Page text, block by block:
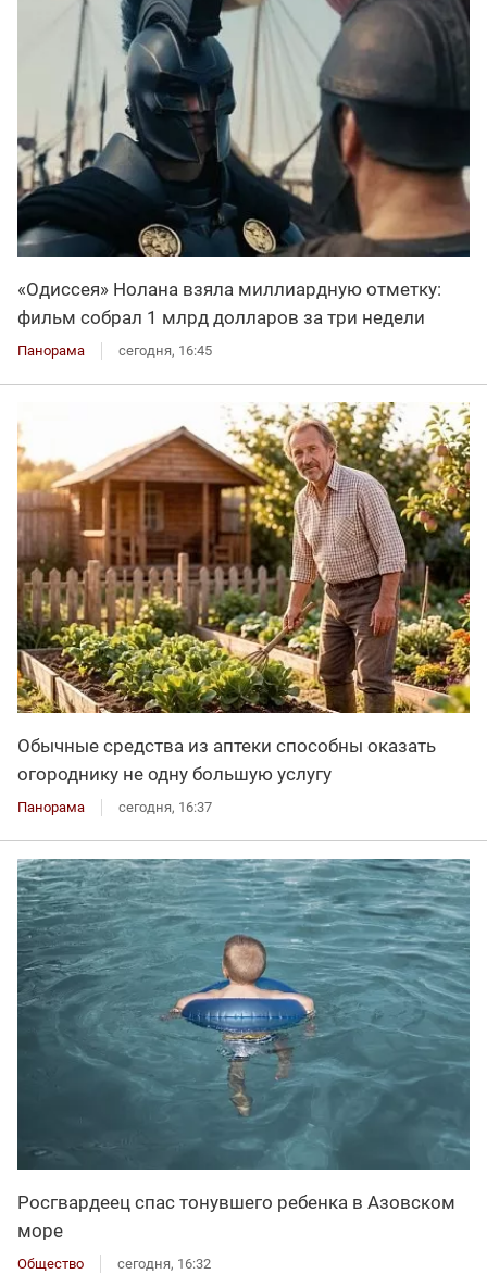
«Одиссея» Нолана взяла миллиардную отметку:
фильм собрал 1 млрд долларов за три недели
Панорама сегодня, 16:45
Обычные средства из аптеки способны оказать
огороднику не одну большую услугу
Панорама сегодня, 16:37
Росгвардеец спас тонувшего ребенка в Азовском
море
Общество сегодня, 16:32